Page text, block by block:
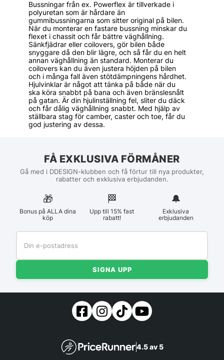
Bussningar från ex. Powerflex är tillverkade i
polyuretan som är hårdare än
gummibussningarna som sitter original på bilen.
När du monterar en fastare bussning minskar du
flexet i chassit och får bättre väghållning.
Sänkfjädrar eller coilovers, gör bilen både
snyggare då den blir lägre, och så får du en helt
annan väghållning än standard. Monterar du
coilovers kan du även justera höjden på bilen
och i många fall även stötdämpningens hårdhet.
Hjulvinklar är något att tänka på både när du
ska köra snabbt på bana och även bränslesnålt
på gatan. Är din hjulinställning fel, sliter du däck
och får dålig väghållning snabbt. Med hjälp av
ställbara stag för camber, caster och toe, får du
god justering av dessa.
FÅ EXKLUSIVA FÖRMÅNER
Gå med i DDESIGN-klubben och få förtur till nya produkter,
rabatter och exklusiva erbjudanden.
🎁
Bonus på ALLA dina
köp
🏁︎
Upp till 15% fast
rabatt!
🔔
Exklusiva
erbjudanden
SIGNA UPP
4.5 av 5